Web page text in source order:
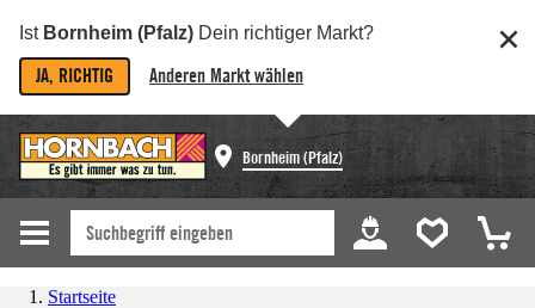
Ist Bornheim (Pfalz) Dein richtiger Markt?
JA, RICHTIG Anderen Markt wählen
Bornheim (Pfalz)
Startseite